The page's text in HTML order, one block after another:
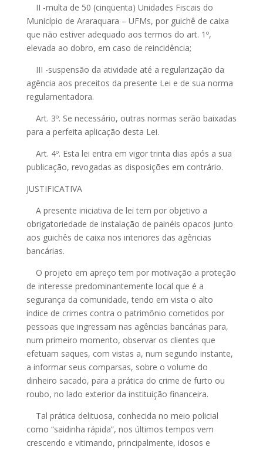
II -multa de 50 (cinqüenta) Unidades Fiscais do
Município de Araraquara – UFMs, por guichê de caixa
que não estiver adequado aos termos do art. 1º,
elevada ao dobro, em caso de reincidência;
III -suspensão da atividade até a regularização da
agência aos preceitos da presente Lei e de sua norma
regulamentadora.
Art. 3º. Se necessário, outras normas serão baixadas
para a perfeita aplicação desta Lei.
Art. 4º. Esta lei entra em vigor trinta dias após a sua
publicação, revogadas as disposições em contrário.
JUSTIFICATIVA
A presente iniciativa de lei tem por objetivo a
obrigatoriedade de instalação de painéis opacos junto
aos guichês de caixa nos interiores das agências
bancárias.
O projeto em apreço tem por motivação a proteção
de interesse predominantemente local que é a
segurança da comunidade, tendo em vista o alto
índice de crimes contra o patrimônio cometidos por
pessoas que ingressam nas agências bancárias para,
num primeiro momento, observar os clientes que
efetuam saques, com vistas a, num segundo instante,
a informar seus comparsas, sobre o volume do
dinheiro sacado, para a prática do crime de furto ou
roubo, no lado exterior da instituição financeira.
Tal prática delituosa, conhecida no meio policial
como “saidinha rápida”, nos últimos tempos vem
crescendo e vitimando, principalmente, idosos e